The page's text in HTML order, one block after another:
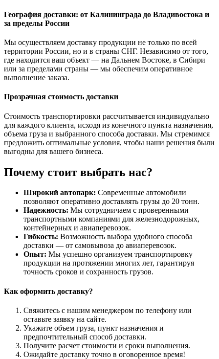
География доставки: от Калининграда до Владивостока и
за пределы России
Мы осуществляем доставку продукции не только по всей
территории России, но и в страны СНГ. Независимо от того,
где находится ваш объект — на Дальнем Востоке, в Сибири
или за пределами страны — мы обеспечим оперативное
выполнение заказа.
Прозрачная стоимость доставки
Стоимость транспортировки рассчитывается индивидуально
для каждого клиента, исходя из конечного пункта назначения,
объема груза и выбранного способа доставки. Мы стремимся
предложить оптимальные условия, чтобы наши решения были
выгодны для вашего бизнеса.
Почему стоит выбрать нас?
Широкий автопарк: Современные автомобили
позволяют оперативно доставлять грузы до 20 тонн.
Надежность: Мы сотрудничаем с проверенными
транспортными компаниями для железнодорожных,
контейнерных и авиаперевозок.
Гибкость: Возможность выбора удобного способа
доставки — от самовывоза до авиаперевозок.
Опыт: Мы успешно организуем транспортировку
продукции на протяжении многих лет, гарантируя
точность сроков и сохранность грузов.
Как оформить доставку?
Свяжитесь с нашим менеджером по телефону или
оставьте заявку на сайте.
Укажите объем груза, пункт назначения и
предпочтительный способ доставки.
Получите расчет стоимости и сроки выполнения.
Ожидайте доставку точно в оговоренное время!